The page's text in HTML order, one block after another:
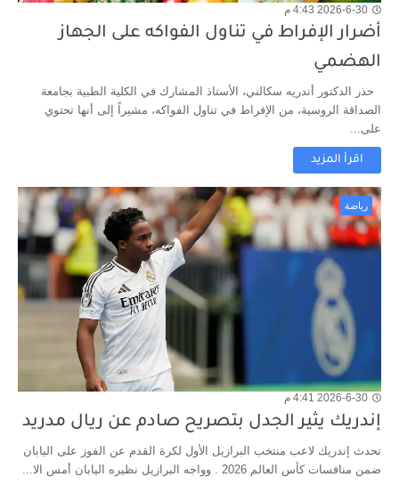
2026-6-30 4:43 م
أضرار الإفراط في تناول الفواكه على الجهاز
الهضمي
حذر الدكتور أندريه سكالني، الأستاذ المشارك في الكلية الطبية بجامعة
الصداقة الروسية، من الإفراط في تناول الفواكه، مشيراً إلى أنها تحتوي
على...
اقرأ المزيد
رياضة
2026-6-30 4:41 م
إندريك يثير الجدل بتصريح صادم عن ريال مدريد
تحدث إندريك لاعب منتخب البرازيل الأول لكرة القدم عن الفوز على اليابان
ضمن منافسات كأس العالم 2026 . وواجه البرازيل نظيره اليابان أمس الا...